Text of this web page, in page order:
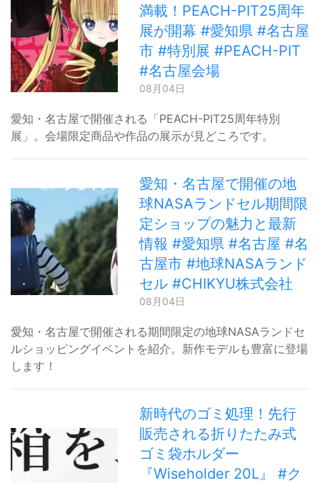
満載！PEACH-PIT25周年
展が開幕 #愛知県 #名古屋
市 #特別展 #PEACH-PIT
#名古屋会場
08月04日
愛知・名古屋で開催される「PEACH-PIT25周年特別
展」。会場限定商品や作品の展示が見どころです。
愛知・名古屋で開催の地
球NASAランドセル期間限
定ショップの魅力と最新
情報 #愛知県 #名古屋 #名
古屋市 #地球NASAランド
セル #CHIKYU株式会社
08月04日
愛知・名古屋で開催される期間限定の地球NASAランドセ
ルショッピングイベントを紹介。新作モデルも豊富に登場
します！
新時代のゴミ処理！先行
販売される折りたたみ式
ゴミ袋ホルダー
『Wiseholder 20L』 #ク